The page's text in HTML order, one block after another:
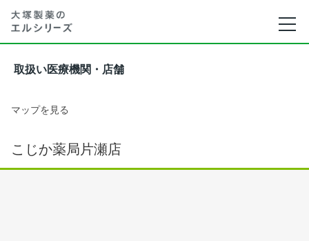
取扱い医療機関・店舗
マップを見る
こじか薬局片瀬店